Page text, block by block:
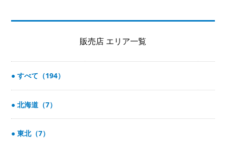
販売店 エリア一覧
すべて（194）
北海道（7）
東北（7）